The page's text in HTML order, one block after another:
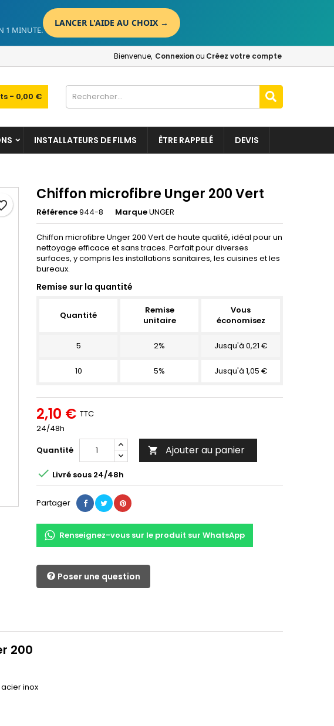
1 MINUTE.
LANCER L'AIDE AU CHOIX →
Bienvenue, Connexionou Créez votre compte
- 0,00 €
INSTALLATEURS DE FILMS ÊTRE RAPPELÉ DEVIS
Chiffon microfibre Unger 200 Vert
Référence944-8 MarqueUNGER
Chiffon microfibre Unger 200 Vert de haute qualité, idéal pour un
nettoyage efficace et sans traces. Parfait pour diverses
surfaces, y compris les installations sanitaires, les cuisines et les
bureaux.
Remise sur la quantité
Quantité
Remise
unitaire
Vous
économisez
5 2% Jusqu'à 0,21 €
10 5% Jusqu'à 1,05 €
2,10 € TTC
24/48h
Quantité
 Ajouter au panier
 Livré sous 24/48h
Partager
Renseignez-vous sur le produit sur WhatsApp
Poser une question
200
inox
×
×
Create wishlist
×